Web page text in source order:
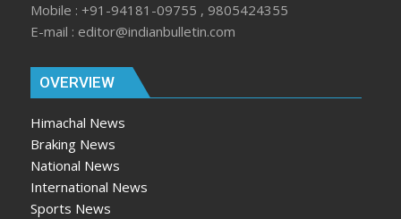
Mobile : +91-94181-09755 , 9805424355
E-mail : editor@indianbulletin.com
OVERVIEW
Himachal News
Braking News
National News
International News
Sports News